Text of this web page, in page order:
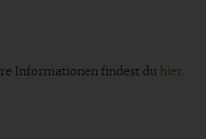
Informationen findest du hier